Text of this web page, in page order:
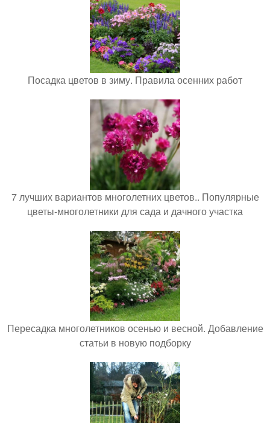
Посадка цветов в зиму. Правила осенних работ
7 лучших вариантов многолетних цветов.. Популярные
цветы-многолетники для сада и дачного участка
Пересадка многолетников осенью и весной. Добавление
статьи в новую подборку